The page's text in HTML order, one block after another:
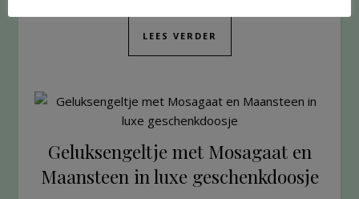
LEES VERDER
Geluksengeltje met Mosagaat en
Maansteen in luxe geschenkdoosje